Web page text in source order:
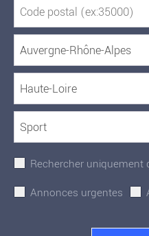
Rechercher uniquement
Annonces urgentes